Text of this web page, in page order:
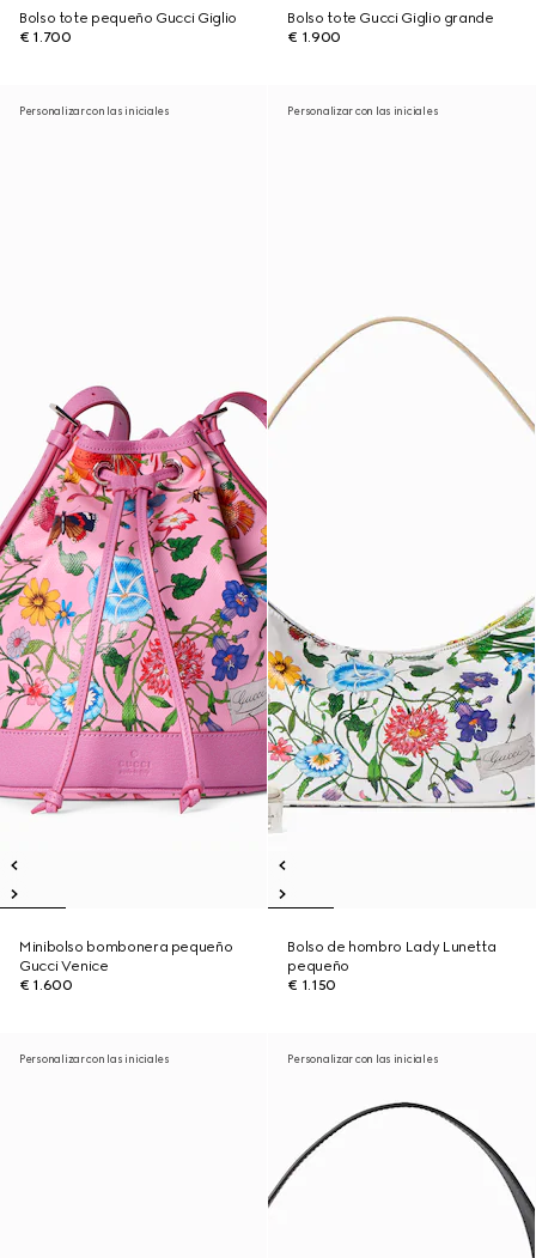
Bolso tote pequeño Gucci Giglio
€ 1.700
Bolso tote Gucci Giglio grande
€ 1.900
Personalizar con las iniciales
Minibolso bombonera pequeño
Gucci Venice
€ 1.600
Personalizar con las iniciales
Bolso de hombro Lady Lunetta
pequeño
€ 1.150
Personalizar con las iniciales Personalizar con las iniciales